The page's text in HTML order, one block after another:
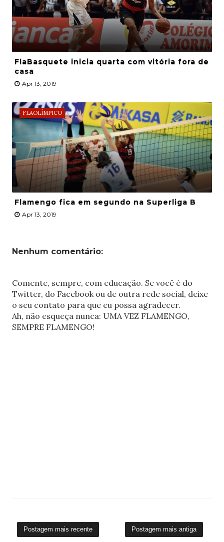
FlaBasquete inicia quarta com vitória fora de
casa
Apr 13, 2019
FLAOLÍMPICO
Flamengo fica em segundo na Superliga B
Apr 13, 2019
Nenhum comentário:
Comente, sempre, com educação. Se você é do
Twitter, do Facebook ou de outra rede social, deixe
o seu contato para que eu possa agradecer.
Ah, não esqueça nunca: UMA VEZ FLAMENGO,
SEMPRE FLAMENGO!
Postagem mais recente Postagem mais antiga